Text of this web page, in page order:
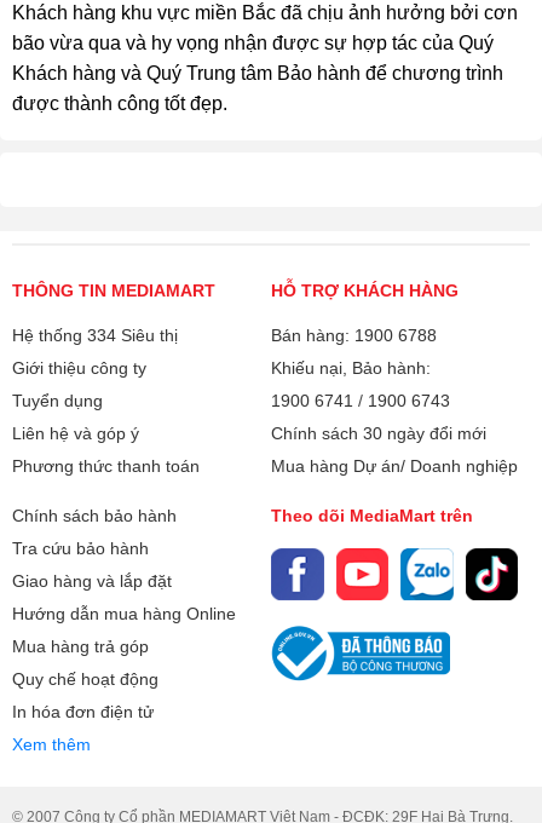
Khách hàng khu vực miền Bắc đã chịu ảnh hưởng bởi cơn
bão vừa qua và hy vọng nhận được sự hợp tác của Quý
Khách hàng và Quý Trung tâm Bảo hành để chương trình
được thành công tốt đẹp.
THÔNG TIN MEDIAMART
Hệ thống 334 Siêu thị
Giới thiệu công ty
Tuyển dụng
Liên hệ và góp ý
Phương thức thanh toán
HỖ TRỢ KHÁCH HÀNG
Bán hàng: 1900 6788
Khiếu nại, Bảo hành:
1900 6741 / 1900 6743
Chính sách 30 ngày đổi mới
Mua hàng Dự án/ Doanh nghiệp
Chính sách bảo hành
Tra cứu bảo hành
Giao hàng và lắp đặt
Hướng dẫn mua hàng Online
Mua hàng trả góp
Quy chế hoạt động
In hóa đơn điện tử
Xem thêm
Theo dõi MediaMart trên
© 2007 Công ty Cổ phần MEDIAMART Việt Nam - ĐCĐK: 29F Hai Bà Trưng.